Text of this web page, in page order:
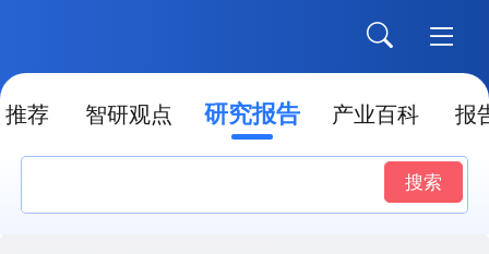
推荐 智研观点 研究报告 产业百科 报
搜索